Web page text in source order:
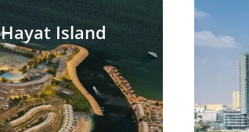
Hayat Island